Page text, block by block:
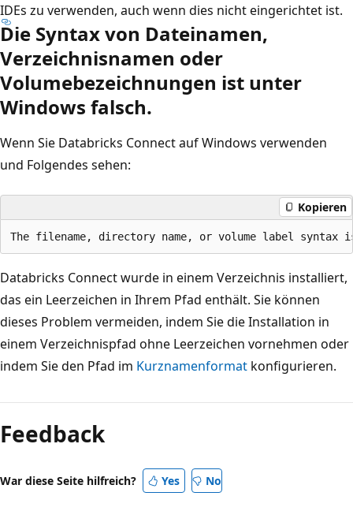
IDEs zu verwenden, auch wenn dies nicht eingerichtet ist.
Die Syntax von Dateinamen,
Verzeichnisnamen oder
Volumebezeichnungen ist unter
Windows falsch.
Wenn Sie Databricks Connect auf Windows verwenden
und Folgendes sehen:
Kopieren
Databricks Connect wurde in einem Verzeichnis installiert,
das ein Leerzeichen in Ihrem Pfad enthält. Sie können
dieses Problem vermeiden, indem Sie die Installation in
einem Verzeichnispfad ohne Leerzeichen vornehmen oder
indem Sie den Pfad im Kurznamenformat konfigurieren.
Feedback
War diese Seite hilfreich? Yes No